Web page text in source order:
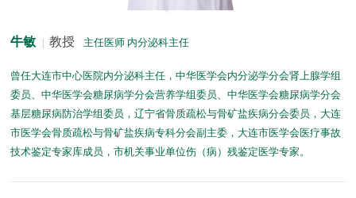
牛敏 | 教授 主任医师 内分泌科主任
曾任大连市中心医院内分泌科主任，中华医学会内分泌学分会肾上腺学组
委员、中华医学会糖尿病学分会营养学组委员、中华医学会糖尿病学分会
基层糖尿病防治学组委员，辽宁省骨质疏松与骨矿盐疾病分会委员，大连
市医学会骨质疏松与骨矿盐疾病专科分会副主委，大连市医学会医疗事故
技术鉴定专家库成员，市机关事业单位伤（病）残鉴定医学专家。